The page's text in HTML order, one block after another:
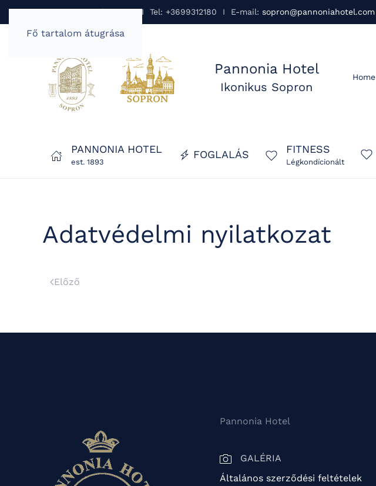
Fő tartalom átugrása
Pannonia Hotel Sopron I Tel: +3699312180 I E-mail: sopron@pannoniahotel.com
Pannonia Hotel
Ikonikus Sopron
Home
PANNONIA HOTEL
est. 1893
FOGLALÁS FITNESS
Légkondícionált
Adatvédelmi nyilatkozat
Előző
Pannonia Hotel
GALÉRIA
Általános szerződési feltételek